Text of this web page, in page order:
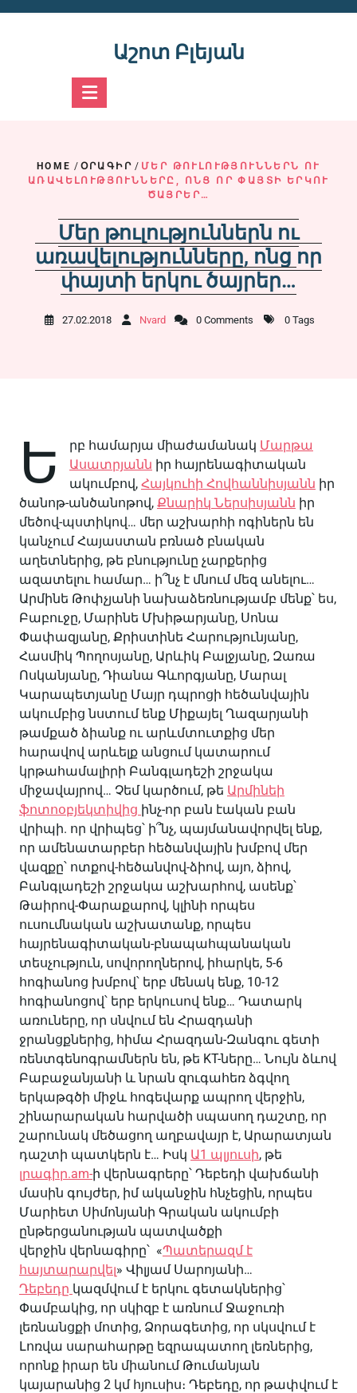
Աշոտ Բլեյան
HOME / ՕՐԱԳԻՐ / ՄԵՐ ԹՈՒԼՈՒԹՅՈՒՆՆԵՐՆ ՈՒ
ԱՌԱՎԵԼՈՒԹՅՈՒՆՆԵՐԸ, ՈՆՑ ՈՐ ՓԱՅՏԻ ԵՐԿՈՒ
ԾԱՅՐԵՐ…
Մեր թուլություններն ու
առավելությունները, ոնց որ
փայտի երկու ծայրեր…
27.02.2018 Nvard 0 Comments 0 Tags
Ե րբ համարյա միաժամանակ Մարթա
Ասատրյանն իր հայրենագիտական
ակումբով, Հայկուհի Հովհաննիսյանն իր
ծանոթ-անծանոթով, Քնարիկ Ներսիսյանն իր
մեծով-պստիկով… մեր աշխարհի ոգիներն են
կանչում Հայաստան բռնած բնական
աղետներից, թե բնությունը չարքերից
ազատելու համար… ի՞նչ է մնում մեզ անելու…
Արմինե Թոփչյանի նախաձեռնությամբ մենք՝ ես,
Բաբուջը, Մարինե Մխիթարյանը, Սոնա
Փափազյանը, Քրիստինե Հարությունյանը,
Հասմիկ Պողոսյանը, Արևիկ Բալջյանը, Զառա
Ոսկանյանը, Դիանա Գևորգյանը, Մարալ
Կարապետյանը Մայր դպրոցի հեծանվային
ակումբից նստում ենք Միքայել Ղազարյանի
թամքած ձիանք ու արևմտուտքից մեր
հարավով արևելք անցում կատարում
կրթահամալիրի Բանգլադեշի շրջակա
միջավայրով… Չեմ կարծում, թե Արմինեի
ֆոտոօբյեկտիվից ինչ-որ բան էական բան
վրիպի. որ վրիպեց՝ ի՞նչ, պայմանավորվել ենք,
որ ամենատարբեր հեծանվային խմբով մեր
վազքը՝ ոտքով-հեծանվով-ձիով, այո, ձիով,
Բանգլադեշի շրջակա աշխարհով, ասենք՝
Թաիրով-Փարաքարով, կլինի որպես
ուսումնական աշխատանք, որպես
հայրենագիտական-բնապահպանական
տեսչություն, սովորողներով, իհարկե, 5-6
հոգիանոց խմբով՝ երբ մենակ ենք, 10-12
հոգիանոցով՝ երբ երկուսով ենք… Դատարկ
առուները, որ սնվում են Հրազդանի
ջրանցքներից, հիմա Հրազդան-Զանգու գետի
ռենտգենոգրամներն են, թե KT-ները… Նույն ձևով
Բաբաջանյանի և նրան զուգահեռ ձգվող
երկաթգծի միջև հոգեվարք ապրող վերջին,
շինարարական հարվածի սպասող դաշտը, որ
շարունակ մեծացող աղբավայր է, Արարատյան
դաշտի պատկերն է… Իսկ Ա1 պլյուսի, թե
լրագիր.am-ի վերնագրերը՝ Դեբեդի վախճանի
մասին գույժեր, իմ ականջին հնչեցին, որպես
Մարիետ Սիմոնյանի Գրական ակումբի
ընթերցանության պատվածքի
վերջին վերնագիրը՝ «Պատերազմ է
հայտարարվել» Վիլյամ Սարոյանի…
Դեբեդը կազմվում է երկու գետակներից՝
Փամբակից, որ սկիզբ է առնում Ջաջուռի
լեռնանցքի մոտից, Ձորագետից, որ սկսվում է
Լոռվա սարահարթը եզրապատող լեռներից,
որոնք իրար են միանում Թումանյան
կայարանից 2 կմ հյուսիս։ Դեբեդը, որ թափվում է